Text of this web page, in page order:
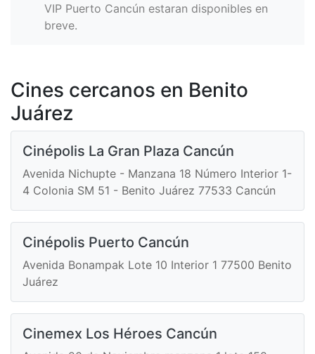
VIP Puerto Cancún estaran disponibles en
breve.
Cines cercanos en Benito
Juárez
Cinépolis La Gran Plaza Cancún
Avenida Nichupte - Manzana 18 Número Interior 1-
4 Colonia SM 51 - Benito Juárez 77533 Cancún
Cinépolis Puerto Cancún
Avenida Bonampak Lote 10 Interior 1 77500 Benito
Juárez
Cinemex Los Héroes Cancún